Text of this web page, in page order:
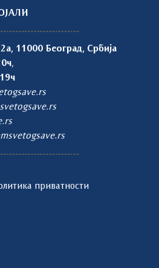
11000 Београд, Србија
,
приватности